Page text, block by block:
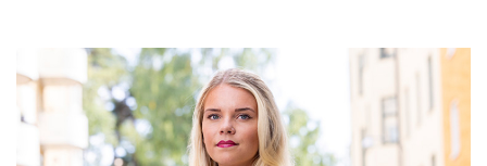
känna
Amanda
Broberg